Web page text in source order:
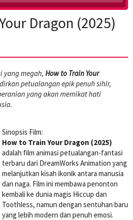
Dragon (2025)
yang megah, How to Train Your
petualangan epik penuh sihir,
yang akan memikat hati
Sinopsis Film:
How to Train Your Dragon (2025)
adalah film animasi petualangan-fantasi
terbaru dari DreamWorks Animation yang
melanjutkan kisah ikonik antara manusia
dan naga. Film ini membawa penonton
kembali ke dunia magis Hiccup dan
Toothless, namun dengan sentuhan baru
yang lebih modern dan penuh emosi.